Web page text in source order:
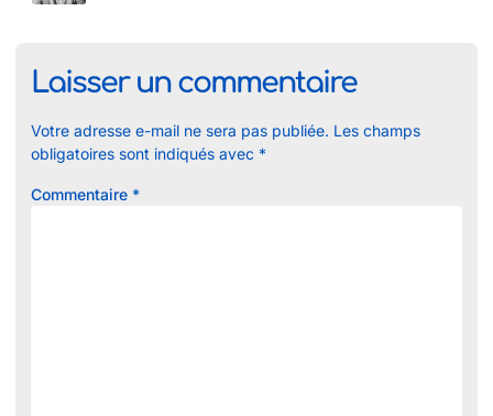
Laisser un commentaire
Votre adresse e-mail ne sera pas publiée. Les champs
obligatoires sont indiqués avec *
Commentaire *